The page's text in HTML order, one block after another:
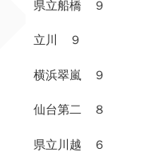
県立船橋 ９
立川 ９
横浜翠嵐 ９
仙台第二 ８
県立川越 ６